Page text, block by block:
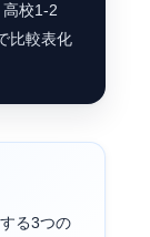
校1-2
比較表化
る3つの